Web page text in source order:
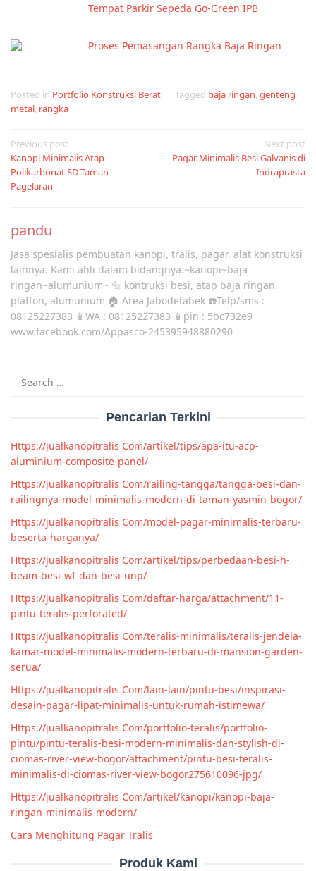
Tempat Parkir Sepeda Go-Green IPB
Proses Pemasangan Rangka Baja Ringan
Posted in Portfolio Konstruksi Berat Tagged baja ringan genteng
metal rangka
Post
navigation
Previous post
Kanopi Minimalis Atap
Polikarbonat SD Taman
Pagelaran
Next post
Pagar Minimalis Besi Galvanis di
Indraprasta
pandu
Jasa spesialis pembuatan kanopi, tralis, pagar, alat konstruksi
lainnya. Kami ahli dalam bidangnya.~kanopi~baja
ringan~alumunium~ 🔩 kontruksi besi, atap baja ringan,
plaffon, alumunium 🏠 Area Jabodetabek ☎️Telp/sms :
08125227383 📱WA : 08125227383 📱pin : 5bc732e9
www.facebook.com/Appasco-245395948880290
for:
Pencarian Terkini
Https://jualkanopitralis Com/artikel/tips/apa-itu-acp-
aluminium-composite-panel/
Https://jualkanopitralis Com/railing-tangga/tangga-besi-dan-
railingnya-model-minimalis-modern-di-taman-yasmin-bogor/
Https://jualkanopitralis Com/model-pagar-minimalis-terbaru-
beserta-harganya/
Https://jualkanopitralis Com/artikel/tips/perbedaan-besi-h-
beam-besi-wf-dan-besi-unp/
Https://jualkanopitralis Com/daftar-harga/attachment/11-
pintu-teralis-perforated/
Https://jualkanopitralis Com/teralis-minimalis/teralis-jendela-
kamar-model-minimalis-modern-terbaru-di-mansion-garden-
serua/
Https://jualkanopitralis Com/lain-lain/pintu-besi/inspirasi-
desain-pagar-lipat-minimalis-untuk-rumah-istimewa/
Https://jualkanopitralis Com/portfolio-teralis/portfolio-
pintu/pintu-teralis-besi-modern-minimalis-dan-stylish-di-
ciomas-river-view-bogor/attachment/pintu-besi-teralis-
minimalis-di-ciomas-river-view-bogor275610096-jpg/
Https://jualkanopitralis Com/artikel/kanopi/kanopi-baja-
ringan-minimalis-modern/
Cara Menghitung Pagar Tralis
Produk Kami